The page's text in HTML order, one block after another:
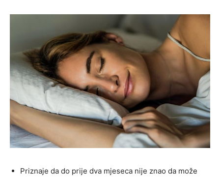
Priznaje da do prije dva mjeseca nije znao da može